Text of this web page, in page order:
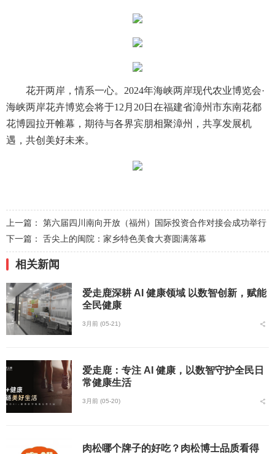
花开两岸，情系一心。2024年海峡两岸现代农业博览会·
海峡两岸花卉博览会将于12月20日在福建省漳州市东南花都
花博园拉开帷幕，期待与各界宾朋相聚漳州，共享发展机
遇，共创美好未来。
上一篇： 第六届四川南向开放（福州）国际投资合作对接会成功举行
下一篇： 舌尖上的闽院：家乡特色美食大赛圆满落幕
相关新闻
爱走鹿深耕 AI 健康领域 以数智创新，赋能
全民健康
3月前 (05-21)
爱走鹿：专注 AI 健康，以数智守护全民日
常健康生活
3月前 (05-20)
肉松哪个牌子的好吃？肉松博士品质看得